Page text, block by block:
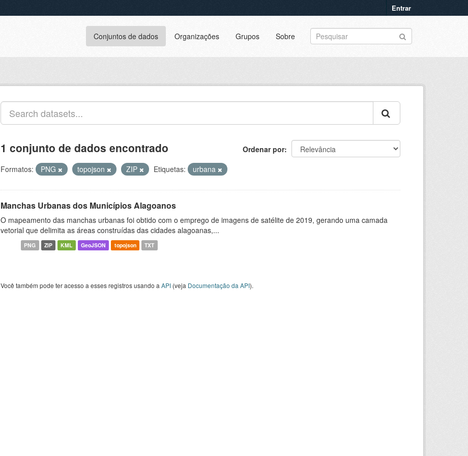
Entrar
Conjuntos de dados Organizações Grupos Sobre
Ordenar por
1 conjunto de dados encontrado
Formatos: PNG topojson ZIP Etiquetas: urbana
Manchas Urbanas dos Municípios Alagoanos
O mapeamento das manchas urbanas foi obtido com o emprego de imagens de satélite de 2019, gerando uma camada
vetorial que delimita as áreas construídas das cidades alagoanas,...
PNG ZIP KML GeoJSON topojson TXT
Você também pode ter acesso a esses registros usando a API (veja Documentação da API).